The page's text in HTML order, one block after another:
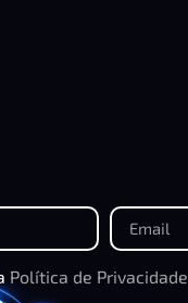
Política de Privacidade